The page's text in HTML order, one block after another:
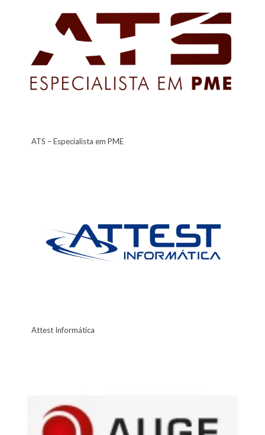
ATS – Especialista em PME
Attest Informática